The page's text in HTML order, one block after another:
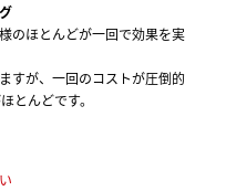
のほとんどが一回で効果を実
すが、一回のコストが圧倒的
とんどです。